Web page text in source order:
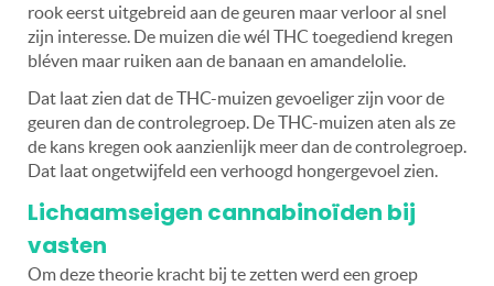
rook eerst uitgebreid aan de geuren maar verloor al snel
zijn interesse. De muizen die wél THC toegediend kregen
bléven maar ruiken aan de banaan en amandelolie.
Dat laat zien dat de THC-muizen gevoeliger zijn voor de
geuren dan de controlegroep. De THC-muizen aten als ze
de kans kregen ook aanzienlijk meer dan de controlegroep.
Dat laat ongetwijfeld een verhoogd hongergevoel zien.
Lichaamseigen cannabinoïden bij
vasten
Om deze theorie kracht bij te zetten werd een groep